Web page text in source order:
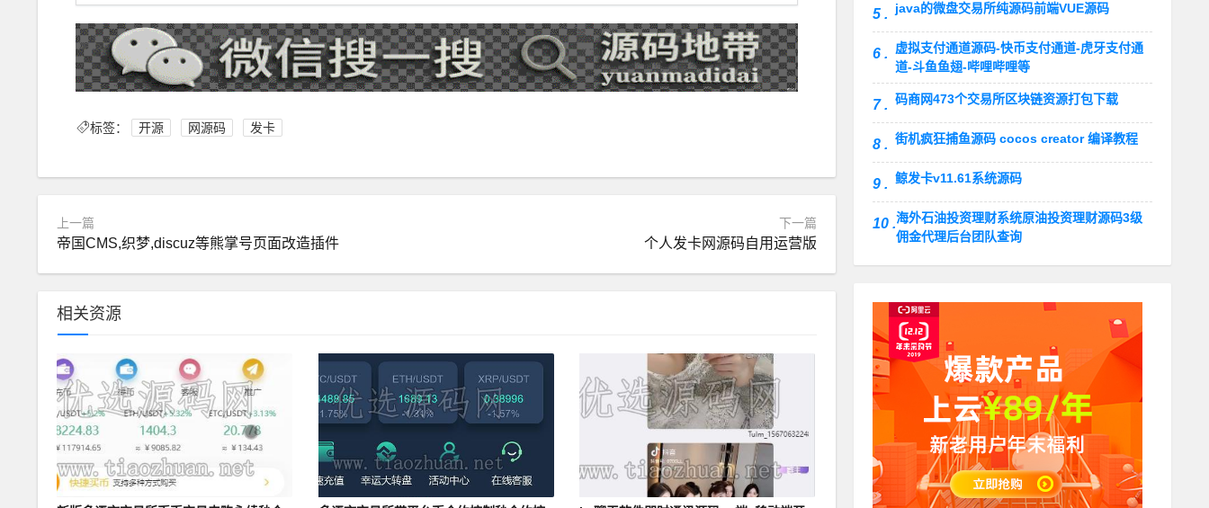
标签： 开源 网源码 发卡
上一篇
帝国CMS,织梦,discuz等熊掌号页面改造插件
下一篇
个人发卡网源码自用运营版
相关资源
5 . java的微盘交易所纯源码前端VUE源码
6 .
虚拟支付通道源码-快币支付通道-虎牙支付通
道-斗鱼鱼翅-哔哩哔哩等
7 . 码商网473个交易所区块链资源打包下载
8 . 街机疯狂捕鱼源码 cocos creator 编译教程
9 . 鲸发卡v11.61系统源码
10 .海外石油投资理财系统原油投资理财源码3级
佣金代理后台团队查询